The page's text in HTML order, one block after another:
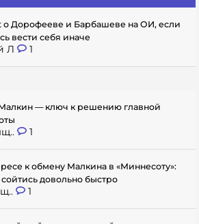
о Дорофееве и Барбашеве на ОИ, если
вести себя иначе
Л 1
— ключ к решению главной
1
к обмену Малкина в «Миннесоту»:
довольно быстро
1